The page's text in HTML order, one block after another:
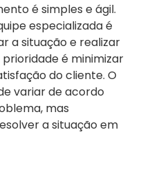
é simples e ágil.
especializada é
a situação e realizar
prioridade é minimizar
do cliente. O
variar de acordo
mas
a situação em